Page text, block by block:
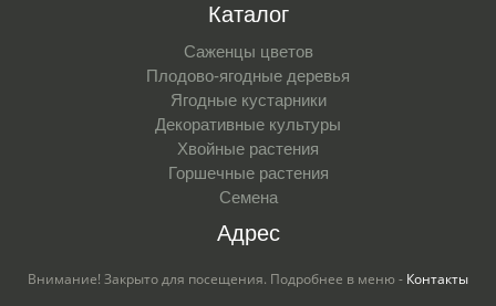
Каталог
Саженцы цветов
Плодово-ягодные деревья
Ягодные кустарники
Декоративные культуры
Хвойные растения
Горшечные растения
Семена
Адрес
Внимание! Закрыто для посещения. Подробнее в меню - Контакты